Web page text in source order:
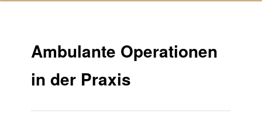
Ambulante Operationen
in der Praxis